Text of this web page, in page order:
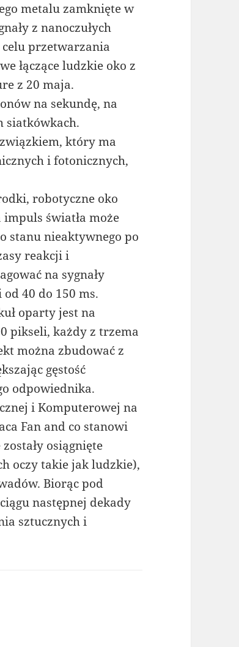
metalu zamknięte w
z nanoczułych
przetwarzania
łączące ludzkie oko z
z 20 maja.
na sekundę, na
siatkówkach.
który ma
i fotonicznych,
robotyczne oko
światła może
stanu nieaktywnego po
reakcji i
na sygnały
40 do 150 ms.
oparty jest na
pikseli, każdy z trzema
można zbudować z
gęstość
odpowiednika.
i Komputerowej na
Fan and co stanowi
osiągnięte
oczy takie jak ludzkie),
Biorąc pod
następnej dekady
sztucznych i